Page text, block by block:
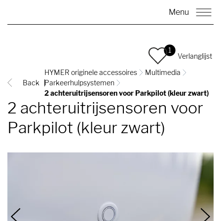
Menu
1
Verlanglijst
Back
HYMER originele accessoires
Multimedia
Parkeerhulpsystemen
2 achteruitrijsensoren voor Parkpilot (kleur zwart)
2 achteruitrijsensoren voor
Parkpilot (kleur zwart)